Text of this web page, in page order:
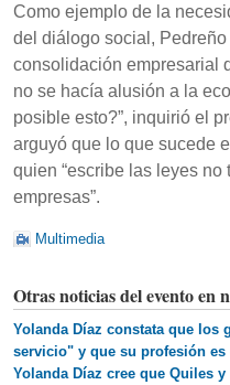
Como ejemplo de la
del diálogo social,
consolidación empresarial
no se hacía alusión a la
posible esto?”, inquirió el
arguyó que lo que sucede
quien “escribe las leyes
empresas”.
Multimedia
Otras noticias del evento en
Yolanda Díaz constata que los
servicio" y que su profesión
Yolanda Díaz cree que Quiles